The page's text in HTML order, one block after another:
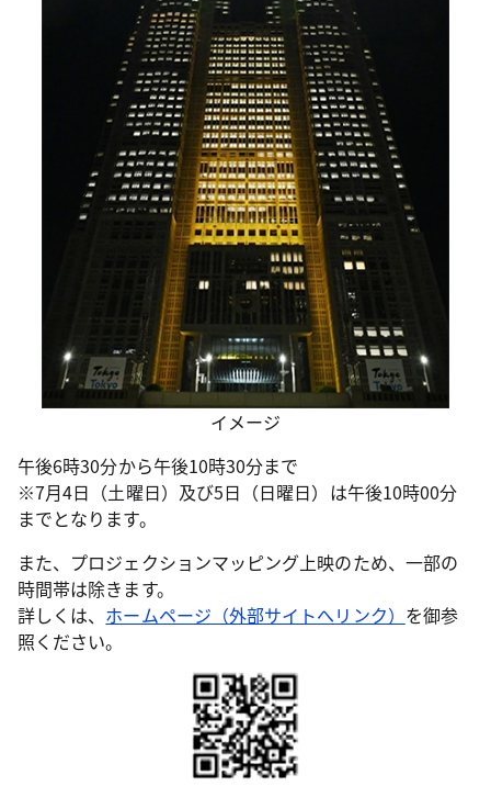
イメージ
午後6時30分から午後10時30分まで
※7月4日（土曜日）及び5日（日曜日）は午後10時00分
までとなります。
また、プロジェクションマッピング上映のため、一部の
時間帯は除きます。
詳しくは、 ホームページ（外部サイトへリンク） を御参
照ください。